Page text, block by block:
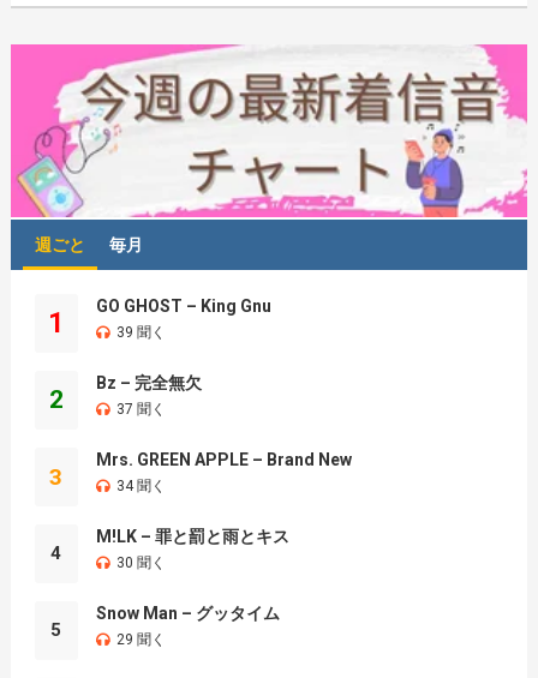
週ごと 毎月
1
GO GHOST – King Gnu
39 聞く
2
Bz – 完全無欠
37 聞く
3
Mrs. GREEN APPLE – Brand New
34 聞く
4
M!LK – 罪と罰と雨とキス
30 聞く
5
Snow Man – グッタイム
29 聞く